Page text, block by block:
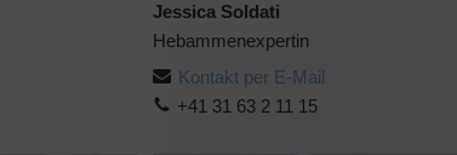
Jessica Soldati
Hebammenexpertin
Kontakt per E-Mail
+41 31 63 2 11 15